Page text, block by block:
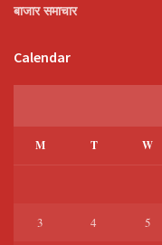
बाजार समाचार
Calendar
M T W
3 4 5